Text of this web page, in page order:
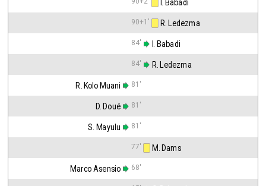
I. Babadi
90+1' R. Ledezma
84' I. Babadi
84' R. Ledezma
R. Kolo Muani 81'
D. Doué 81'
S. Mayulu 81'
77' M. Dams
Marco Asensio 68'